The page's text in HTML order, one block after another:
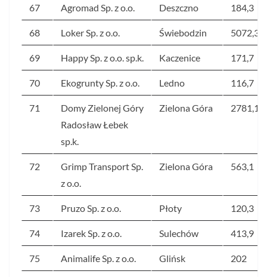
67 Agromad Sp. z o.o. Deszczno 184,3
68 Loker Sp. z o.o. Świebodzin 5072,3
69 Happy Sp. z o.o. sp.k. Kaczenice 171,7
70 Ekogrunty Sp. z o.o. Ledno 116,7
71
Domy Zielonej Góry
Radosław Łebek
sp.k.
Zielona Góra 2781,1
72
Grimp Transport Sp.
z o.o.
Zielona Góra 563,1
73 Pruzo Sp. z o.o. Płoty 120,3
74 Izarek Sp. z o.o. Sulechów 413,9
75 Animalife Sp. z o.o. Glińsk 202